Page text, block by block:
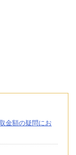
金額の疑問にお